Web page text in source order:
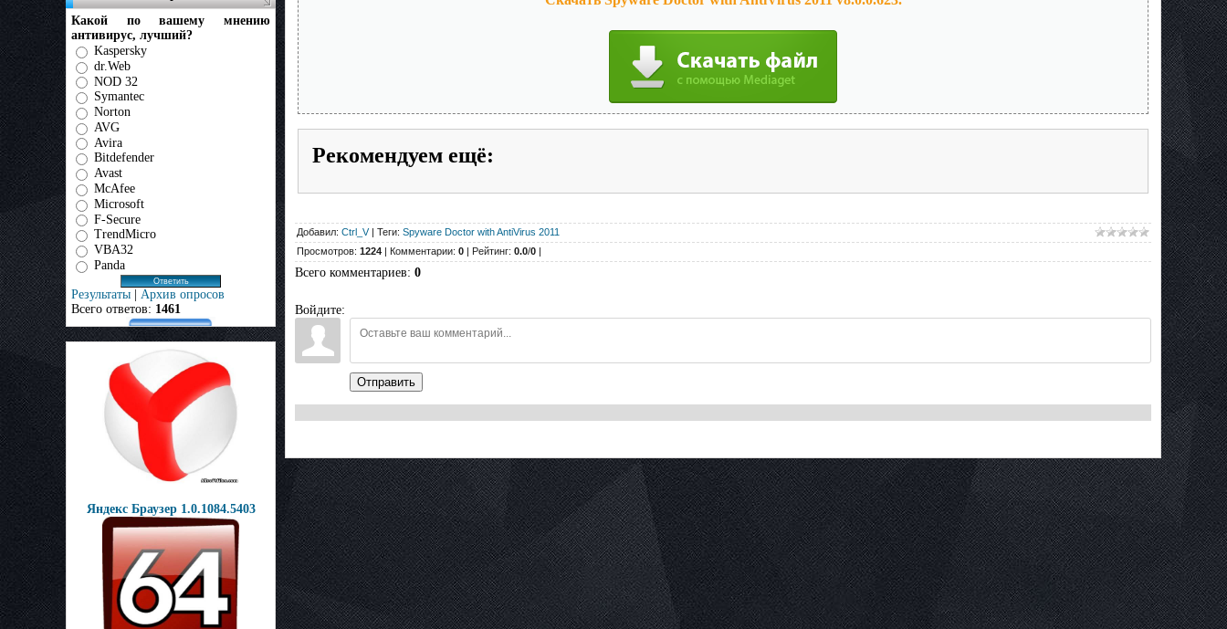
Какой по вашему мнению
антивирус, лучший?
Kaspersky
dr.Web
NOD 32
Symantec
Norton
AVG
Avira
Bitdefender
Avast
McAfee
Microsoft
F-Secure
TrendMicro
VBA32
Panda
Результаты | Архив опросов
Всего ответов: 1461
Яндекс Браузер 1.0.1084.5403
Рекомендуем ещё:
Добавил: Ctrl_V| Теги: Spyware Doctor with AntiVirus 2011
Просмотров: 1224 | Комментарии: 0 | Рейтинг: 0.0/0 |
Всего комментариев: 0
Войдите:
Отправить